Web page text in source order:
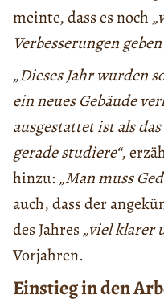
meinte, dass es noch
Verbesserungen
„Dieses Jahr wurden
ein neues Gebäude
ausgestattet ist als
gerade studiere“,
hinzu: „Man muss
auch, dass der
des Jahres „viel klarer
Vorjahren.
Einstieg in den